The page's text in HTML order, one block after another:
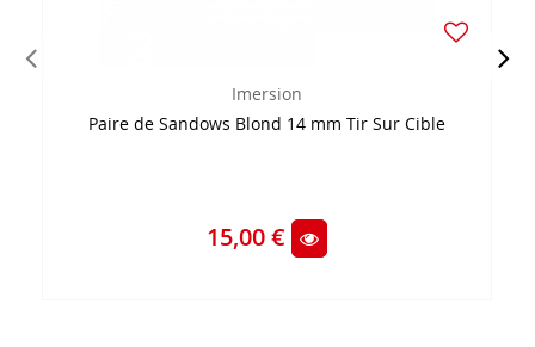
Imersion
Paire de Sandows Blond 14 mm Tir Sur Cible
15,00 €